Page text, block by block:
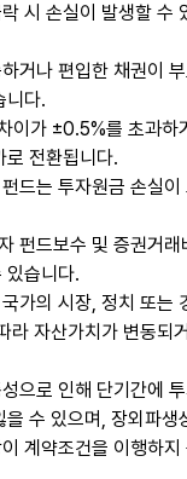
시 손실이 발생할 수
거나 편입한 채권이
니다.
이가 ±0.5%를 초과하
로 전환됩니다.
드는 투자원금 손실이
펀드보수 및 증권거래
있습니다.
가의 시장, 정치 또는
라 자산가치가 변동되
으로 인해 단기간에
수 있으며, 장외파생
계약조건을 이행하지